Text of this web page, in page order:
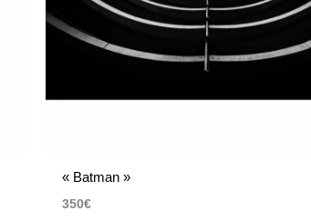
« Batman »
350€